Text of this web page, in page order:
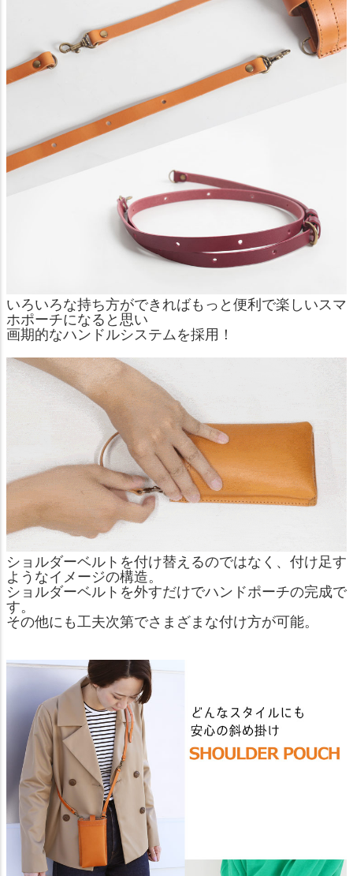
いろいろな持ち方ができればもっと便利で楽しいスマ
ホポーチになると思い
画期的なハンドルシステムを採用！
ショルダーベルトを付け替えるのではなく、付け足す
ようなイメージの構造。
ショルダーベルトを外すだけでハンドポーチの完成で
す。
その他にも工夫次第でさまざまな付け方が可能。